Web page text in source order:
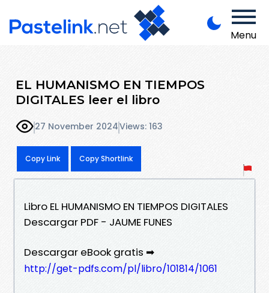
Menu
EL HUMANISMO EN TIEMPOS
DIGITALES leer el libro
27 November 2024Views: 163
Copy Link Copy Shortlink
Libro EL HUMANISMO EN TIEMPOS DIGITALES
Descargar PDF - JAUME FUNES
Descargar eBook gratis ➡
http://get-pdfs.com/pl/libro/101814/1061